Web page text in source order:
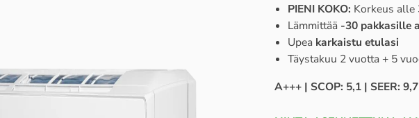
PIENI KOKO: Korkeus alle
Lämmittää -30 pakkasille
Upea karkaistu etulasi
Täystakuu 2 vuotta + 5
A+++ | SCOP: 5,1 | SEER: 9,7